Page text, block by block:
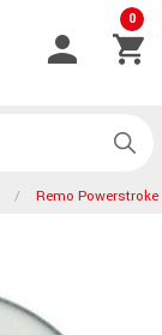
0
Remo Powerstroke